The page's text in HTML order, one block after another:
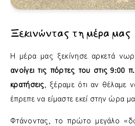
Ξεκινώντας τη μέρα μας
Η μέρα μας ξεκίνησε αρκετά
ανοίγει τις πόρτες του στις 9:00
κρατήσεις, ξέραμε ότι αν θέλαμε
έπρεπε να είμαστε εκεί στην ώρα
Φτάνοντας, το πρώτο μεγάλο